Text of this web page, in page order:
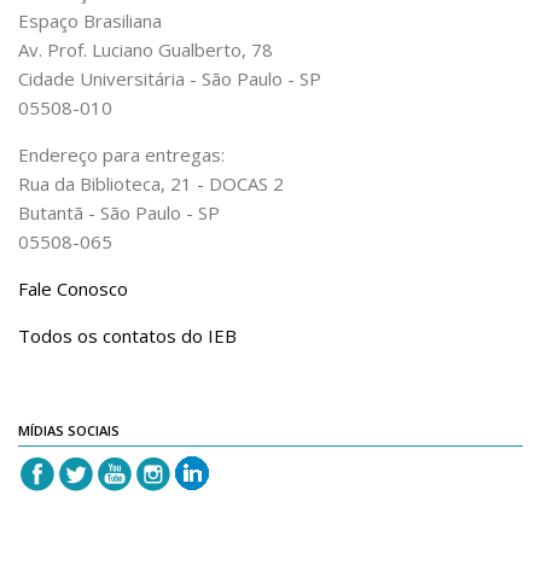
English
History
IEB Archive
IEB Library
IEB Visual Arts Collection
Post-doc / Researchers
Contact US
Espaço Brasiliana
Av. Prof. Luciano Gualberto, 78
Cidade Universitária - São Paulo - SP
05508-010
Endereço para entregas:
Rua da Biblioteca, 21 - DOCAS 2
Butantã - São Paulo - SP
05508-065
Fale Conosco
Todos os contatos do IEB
MÍDIAS SOCIAIS